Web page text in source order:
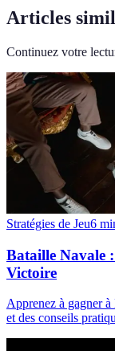
Articles
Continuez votre
Stratégies de Jeu6
Bataille Navale
Victoire
Apprenez à gagner
et des conseils